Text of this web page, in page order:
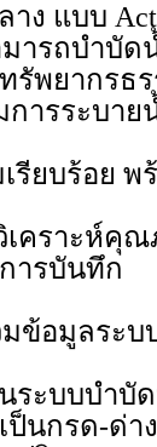
แบบ
ารถบำบัด
รัพยากรธ
ารระบาย
ยบร้อย พ
คราะห์คุณ
ารบันทึก
ข้อมูลระบ
ระบบบำบัด
นกรด-ด่า